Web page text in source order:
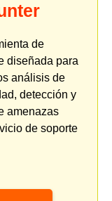
de
diseñada para
análisis de
detección y
amenazas
de soporte